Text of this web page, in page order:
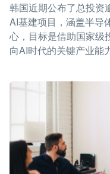
韩国近期公布了总投资
AI基建项目，涵盖半导
心，目标是借助国家级
向AI时代的关键产业能力